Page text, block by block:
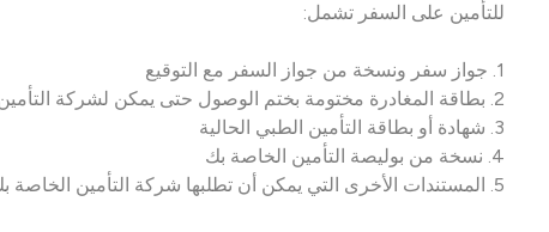
للتأمين على السفر تشمل:
1. جواز سفر ونسخة من جواز السفر مع التوقيع
2. بطاقة المغادرة مختومة بختم الوصول حتى يمكن لشركة التأمين التحقق من تاريخ سفرك
3. شهادة أو بطاقة التأمين الطبي الحالية
4. نسخة من بوليصة التأمين الخاصة بك
5. المستندات الأخرى التي يمكن أن تطلبها شركة التأمين الخاصة بك